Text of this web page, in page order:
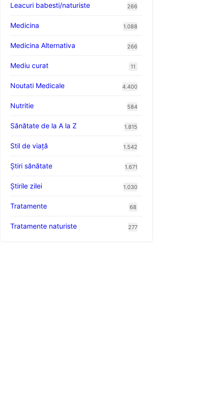
Leacuri babesti/naturiste 266
Medicina 1.088
Medicina Alternativa 266
Mediu curat 11
Noutati Medicale 4.400
Nutritie 584
Sănătate de la A la Z 1.815
Stil de viaţă 1.542
Ştiri sănătate 1.671
Știrile zilei 1.030
Tratamente 68
Tratamente naturiste 277